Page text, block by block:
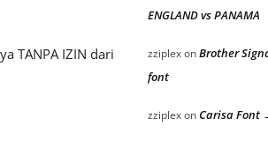
TANPA IZIN dari
ENGLAND vs PANAMA
zziplexonBrother
font
zziplexonCarisa Font